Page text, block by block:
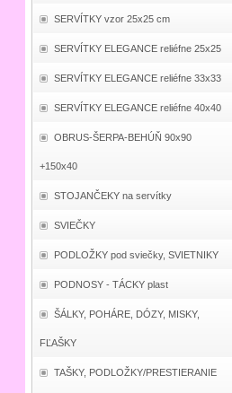
SERVÍTKY vzor 25x25 cm
SERVÍTKY ELEGANCE reliéfne 25x25
SERVÍTKY ELEGANCE reliéfne 33x33
SERVÍTKY ELEGANCE reliéfne 40x40
OBRUS-ŠERPA-BEHÚŇ 90x90
+150x40
STOJANČEKY na servítky
SVIEČKY
PODLOŽKY pod sviečky, SVIETNIKY
PODNOSY - TÁCKY plast
ŠÁLKY, POHÁRE, DÓZY, MISKY,
FĽAŠKY
TAŠKY, PODLOŽKY/PRESTIERANIE